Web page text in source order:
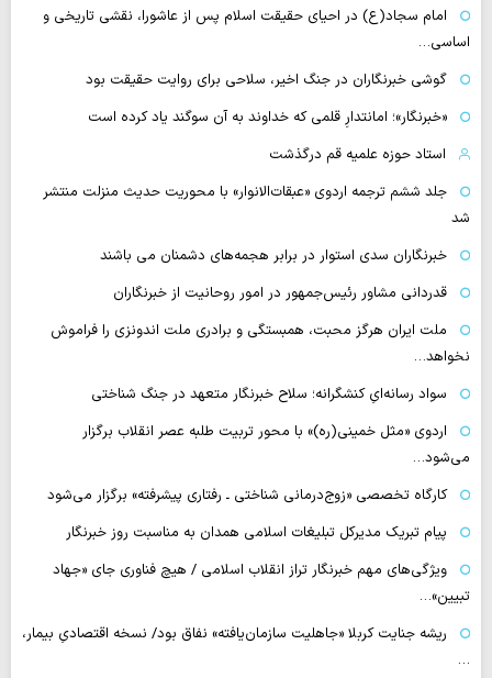
امام سجاد(ع) در احیای حقیقت اسلام پس از عاشورا، نقشی تاریخی و
اساسی…
گوشی خبرنگاران در جنگ اخیر، سلاحی برای روایت حقیقت بود
«خبرنگار»؛ امانتدارِ قلمی که خداوند به آن سوگند یاد کرده است
استاد حوزه علمیه قم درگذشت
جلد ششم ترجمه اردوی «عبقات‌الانوار» با محوریت حدیث منزلت منتشر
شد
خبرنگاران سدی استوار در برابر هجمه‌های دشمنان می باشند
قدردانی مشاور رئیس‌جمهور در امور روحانیت از خبرنگاران
ملت ایران هرگز محبت، همبستگی و برادری ملت اندونزی را فراموش
نخواهد…
سواد رسانه‌ایِ کنشگرانه؛ سلاح خبرنگار متعهد در جنگ شناختی
اردوی «مثل خمینی(ره)» با محور تربیت طلبه عصر انقلاب برگزار
می‌شود…
کارگاه تخصصی «زوج‌درمانی شناختی ـ رفتاری پیشرفته» برگزار می‌شود
پیام تبریک مدیرکل تبلیغات اسلامی همدان به مناسبت روز خبرنگار
ویژگی‌های مهم خبرنگار تراز انقلاب اسلامی / هیچ فناوری‌ جای «جهاد
تبیین»…
ریشه جنایت کربلا «جاهلیت سازمان‌یافته» نفاق بود/ نسخه اقتصادیِ بیمار،
…